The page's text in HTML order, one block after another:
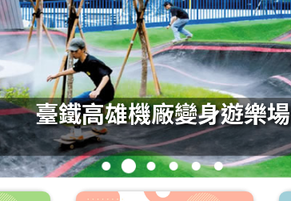
臺鐵高雄機廠變身遊樂場
1 3 4 5 6